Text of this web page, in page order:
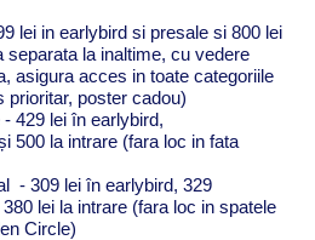
lei in earlybird si presale si 800 lei
separata la inaltime, cu vedere
asigura acces in toate categoriile
prioritar, poster cadou)
- 429 leiînearlybird,
500 la intrare (fara loc in fata
- 309 leiînearlybird, 329
lei la intrare (fara loc in spatele
Circle)